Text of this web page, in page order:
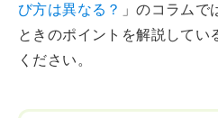
び方は異なる？ 」のコラムで
ときのポイントを解説してい
ください。